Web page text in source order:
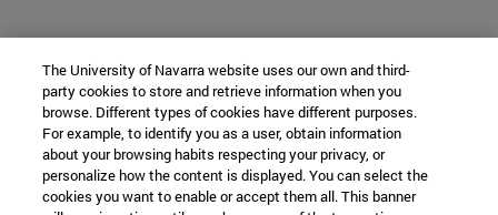
The University of Navarra website uses our own and third-
party cookies to store and retrieve information when you
browse. Different types of cookies have different purposes.
For example, to identify you as a user, obtain information
about your browsing habits respecting your privacy, or
personalize how the content is displayed. You can select the
cookies you want to enable or accept them all. This banner